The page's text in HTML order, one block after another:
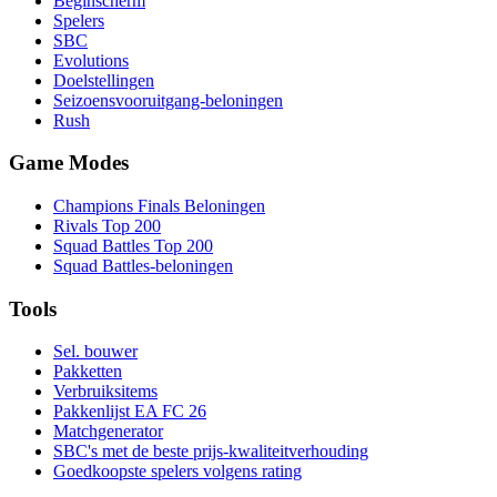
Spelers
SBC
Evolutions
Doelstellingen
Seizoensvooruitgang-beloningen
Rush
Game Modes
Champions Finals Beloningen
Rivals Top 200
Squad Battles Top 200
Squad Battles-beloningen
Tools
Sel. bouwer
Pakketten
Verbruiksitems
Pakkenlijst EA FC 26
Matchgenerator
SBC's met de beste prijs-kwaliteitverhouding
Goedkoopste spelers volgens rating